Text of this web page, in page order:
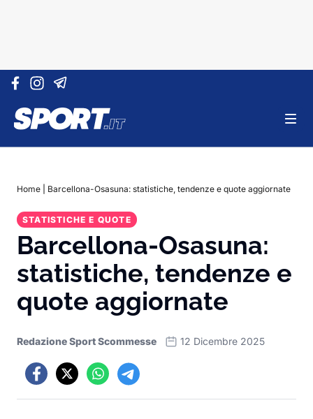
Vai al contenuto
Home Barcellona-Osasuna: statistiche, tendenze e quote aggiornate
STATISTICHE E QUOTE
Barcellona-Osasuna:
statistiche, tendenze e
quote aggiornate
Redazione Sport Scommesse 12 Dicembre 2025